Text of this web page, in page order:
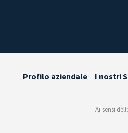
Profilo aziendale I nostri
Ai sensi